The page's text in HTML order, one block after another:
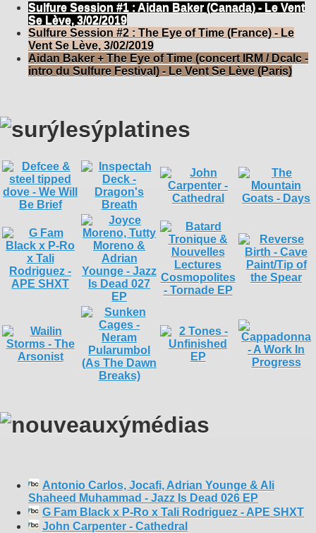
Sulfure Session #1 : Aidan Baker (Canada) - Le Vent
Se Lève, 3/02/2019
Sulfure Session #2 : The Eye of Time (France) - Le
Vent Se Lève, 3/02/2019
Aidan Baker + The Eye of Time (concert IRM / Dcalc -
intro du Sulfure Festival) - Le Vent Se Lève (Paris)
Antonio Carlos, Jocafi, Adrian Younge & Ali
Shaheed Muhammad - Jazz Is Dead 026 EP
G Fam Black x P-Ro x Tali Rodriguez - APE SHXT
John Carpenter - Cathedral